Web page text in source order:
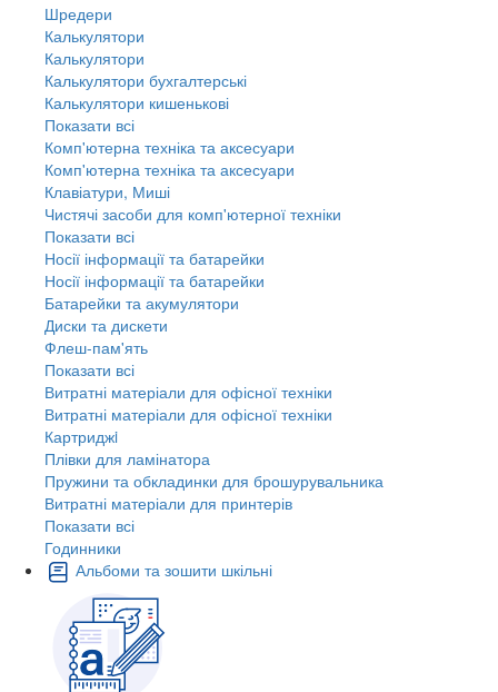
Шредери
Калькулятори
Калькулятори
Калькулятори бухгалтерські
Калькулятори кишенькові
Показати всі
Комп'ютерна техніка та аксесуари
Комп'ютерна техніка та аксесуари
Клавіатури, Миші
Чистячі засоби для комп'ютерної техніки
Показати всі
Носії інформації та батарейки
Носії інформації та батарейки
Батарейки та акумулятори
Диски та дискети
Флеш-пам'ять
Показати всі
Витратні матеріали для офісної техніки
Витратні матеріали для офісної техніки
Картриджi
Плівки для ламінатора
Пружини та обкладинки для брошурувальника
Витратні матеріали для принтерів
Показати всі
Годинники
Альбоми та зошити шкільні